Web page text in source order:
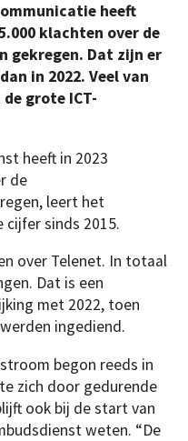
heeft
klachten over de
gekregen. Dat zijn er
in 2022. Veel van
grote ICT-
heeft in 2023
de
leert het
sinds 2015.
over Telenet. In totaal
Dat is een
met 2022, toen
ingediend.
begon reeds in
zich door gedurende
ook bij de start van
weten. “De